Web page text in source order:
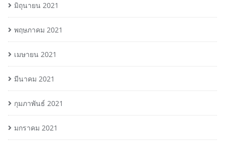
มิถุนายน 2021
พฤษภาคม 2021
เมษายน 2021
มีนาคม 2021
กุมภาพันธ์ 2021
มกราคม 2021